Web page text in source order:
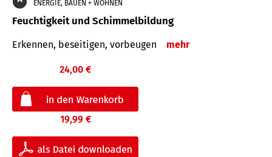
ENERGIE, BAUEN + WOHNEN
Feuchtigkeit und Schimmelbildung
Erkennen, beseitigen, vorbeugen mehr
24,00 €
19,99 €